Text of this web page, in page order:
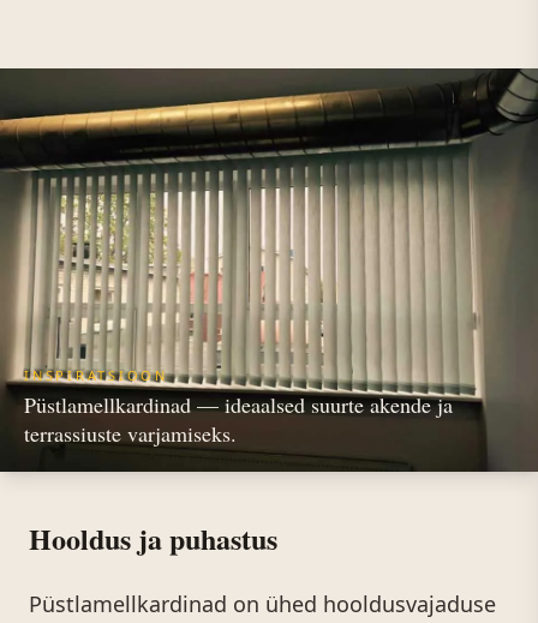
INSPIRATSIOON
Püstlamellkardinad — ideaalsed suurte akende ja
terrassiuste varjamiseks.
Hooldus ja puhastus
Püstlamellkardinad on ühed hooldusvajaduse